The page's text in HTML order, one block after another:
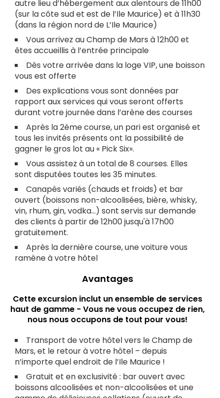
autre lieu d’hébergement aux alentours de 11h00
(sur la côte sud et est de l’Ile Maurice) et à 11h30
(dans la région nord de L’Ile Maurice)
Vous arrivez au Champ de Mars à 12h00 et
êtes accueillis à l’entrée principale
Dès votre arrivée dans la loge VIP, une boisson
vous est offerte
Des explications vous sont données par
rapport aux services qui vous seront offerts
durant votre journée dans l’arène des courses
Après la 2ème course, un pari est organisé et
tous les invités présents ont la possibilité de
gagner le gros lot au « Pick Six».
Vous assistez à un total de 8 courses. Elles
sont disputées toutes les 35 minutes.
Canapés variés (chauds et froids) et bar
ouvert (boissons non-alcoolisées, bière, whisky,
vin, rhum, gin, vodka…) sont servis sur demande
des clients à partir de 12h00 jusqu'à 17h00
gratuitement.
Après la dernière course, une voiture vous
ramène à votre hôtel
Avantages
Cette excursion inclut un ensemble de services
haut de gamme - Vous ne vous occupez de rien,
nous nous occupons de tout pour vous!
Transport de votre hôtel vers le Champ de
Mars, et le retour à votre hôtel – depuis
n’importe quel endroit de l’Ile Maurice !
Gratuit et en exclusivité : bar ouvert avec
boissons alcoolisées et non-alcoolisées et une